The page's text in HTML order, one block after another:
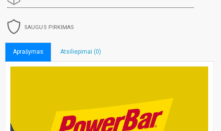
SAUGUS PIRKIMAS
Aprašymas Atsiliepimai (0)